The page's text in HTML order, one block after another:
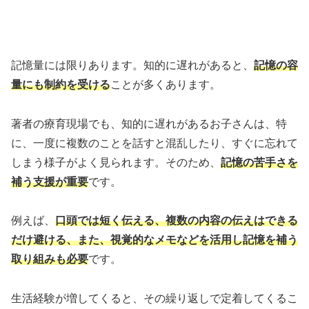
記憶量には限りあります。知的に遅れがあると、 記憶の容
量にも制約を受けることが多くあります。
著者の療育現場でも、知的に遅れがあるお子さんは、特
に、一度に複数のことを話すと混乱したり、すぐに忘れて
しまう様子がよく見られます。そのため、 記憶の苦手さを
補う支援が重要です。
例えば、 口頭では短く伝える、複数の内容の伝えはできる
だけ避ける、また、視覚的なメモなどを活用し記憶を補う
取り組みも必要です。
生活経験が増してくると、その繰り返しで定着してくるこ